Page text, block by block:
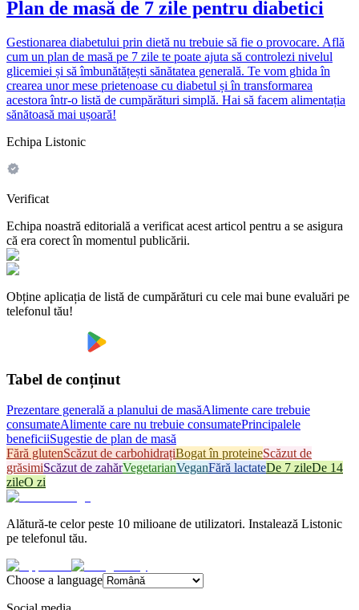
Plan de masă de 7 zile pentru diabetici
Gestionarea diabetului prin dietă nu trebuie să fie o provocare. Află
cum un plan de masă pe 7 zile te poate ajuta să controlezi nivelul
glicemiei și să îmbunătățești sănătatea generală. Te vom ghida în
crearea unor mese prietenoase cu diabetul și în transformarea
acestora într-o listă de cumpărături simplă. Hai să facem alimentația
sănătoasă mai ușoară!
Echipa Listonic
Verificat
Echipa noastră editorială a verificat acest articol pentru a se asigura
că era corect în momentul publicării.
Obține aplicația de listă de cumpărături cu cele mai bune evaluări pe
telefonul tău!
Tabel de conținut
Prezentare generală a planului de masăAlimente care trebuie
consumateAlimente care nu trebuie consumatePrincipalele
beneficiiSugestie de plan de masă
Fără glutenScăzut de carbohidrațiBogat în proteineScăzut de
grăsimiScăzut de zahărVegetarianVeganFără lactateDe 7 zileDe 14
zileO zi
Alătură-te celor peste 10 milioane de utilizatori. Instalează Listonic
pe telefonul tău.
Choose a language